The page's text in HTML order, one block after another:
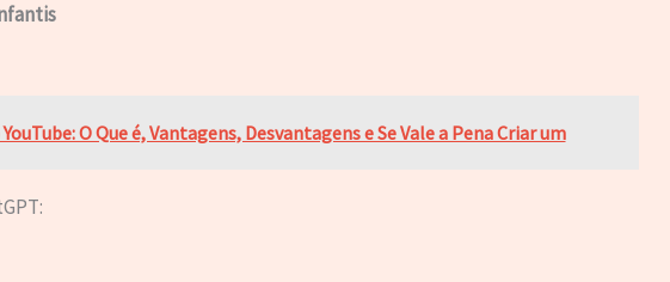
O Que é, Vantagens, Desvantagens e Se Vale a Pena Criar um